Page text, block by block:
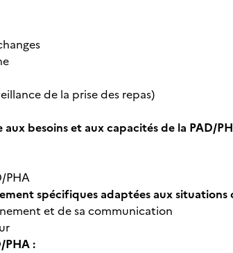
de la prise des repas)
besoins et aux capacités de la PAD/
PHA
spécifiques adaptées aux situations
et de sa communication
PHA :